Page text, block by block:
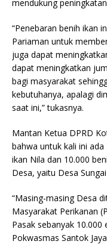
mendukung
“Penebaran benih ikan
Pariaman untuk
juga dapat
dapat meningkatkan
bagi masyarakat
kebutuhanya, apalagi
saat ini,” tukasnya.
Mantan Ketua DPRD
bahwa untuk kali ini
ikan Nila dan 10.000
Desa, yaitu Desa
“Masing-masing Desa
Masyarakat Perikanan
Pasak sebanyak
Pokwasmas Santok